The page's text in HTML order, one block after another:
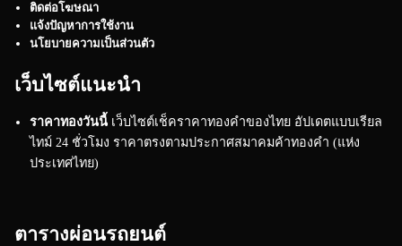
ติดต่อโฆษณา
แจ้งปัญหาการใช้งาน
นโยบายความเป็นส่วนตัว
เว็บไซต์แนะนำ
ราคาทองวันนี้ เว็บไซต์เช็คราคาทองคำของไทย อัปเดตแบบเรียล
ไทม์ 24 ชั่วโมง ราคาตรงตามประกาศสมาคมค้าทองคำ (แห่ง
ประเทศไทย)
ตารางผ่อนรถยนต์